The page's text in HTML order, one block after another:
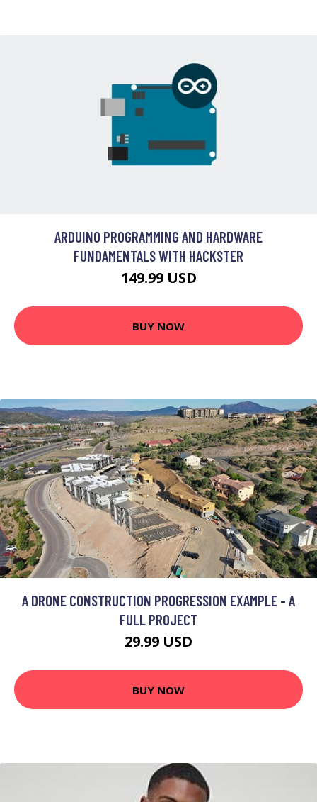
ARDUINO PROGRAMMING AND HARDWARE
FUNDAMENTALS WITH HACKSTER
149.99 USD
BUY NOW
A DRONE CONSTRUCTION PROGRESSION EXAMPLE - A
FULL PROJECT
29.99 USD
BUY NOW